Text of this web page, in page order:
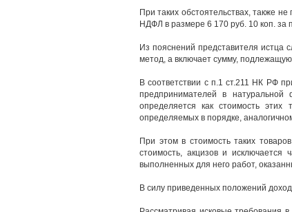
При таких обстоятельствах, также
НДФЛ в размере 6 170 руб. 10 коп. за
Из пояснений представителя истца
метод, а включает сумму,
В соответствии с п.1 ст.211 НК РФ
предпринимателей в
определяется как стоимость
определяемых в порядке,
При этом в стоимость таких
стоимость, акцизов и исключается
выполненных для него работ,
В силу приведенных положений